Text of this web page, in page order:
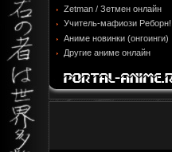
Zetman / Зетмен онлайн
Учитель-мафиози Реборн!
Аниме новинки (онгоинги)
Другие аниме онлайн